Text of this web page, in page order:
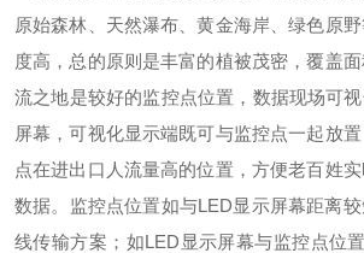
原始森林、天然瀑布、黄金海岸、绿色原
度高，总的原则是丰富的植被茂密，覆盖
流之地是较好的监控点位置，数据现场可
屏幕，可视化显示端既可与监控点一起放
点在进出口人流量高的位置，方便老百姓
数据。监控点位置如与LED显示屏幕距离
线传输方案；如LED显示屏幕与监控点位